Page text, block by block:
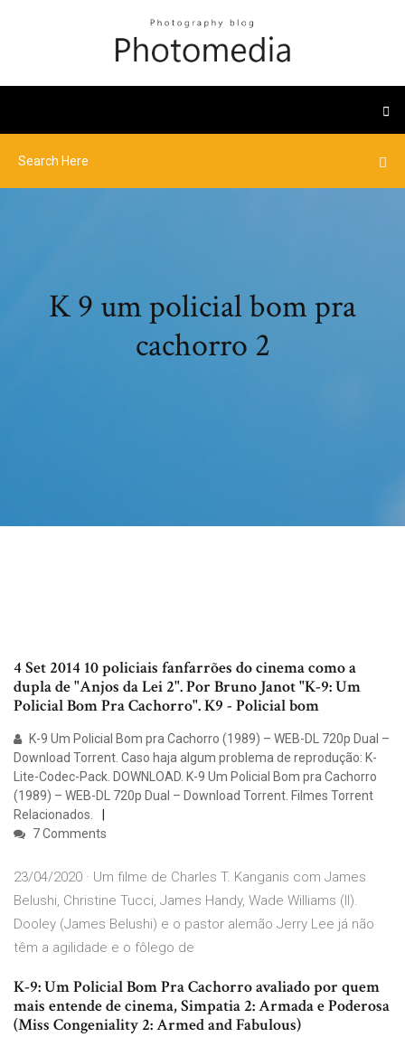
K 9 um policial bom pra
cachorro 2
4 Set 2014 10 policiais fanfarrões do cinema como a
dupla de "Anjos da Lei 2". Por Bruno Janot "K-9: Um
Policial Bom Pra Cachorro". K9 - Policial bom
K-9 Um Policial Bom pra Cachorro (1989) – WEB-DL 720p Dual –
Download Torrent. Caso haja algum problema de reprodução: K-
Lite-Codec-Pack. DOWNLOAD. K-9 Um Policial Bom pra Cachorro
(1989) – WEB-DL 720p Dual – Download Torrent. Filmes Torrent
Relacionados.
7 Comments
23/04/2020 · Um filme de Charles T. Kanganis com James
Belushi, Christine Tucci, James Handy, Wade Williams (II).
Dooley (James Belushi) e o pastor alemão Jerry Lee já não
têm a agilidade e o fôlego de
K-9: Um Policial Bom Pra Cachorro avaliado por quem
mais entende de cinema, Simpatia 2: Armada e Poderosa
(Miss Congeniality 2: Armed and Fabulous)